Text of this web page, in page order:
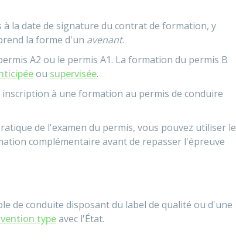
à la date de signature du contrat de formation, y
la forme d'un avenant.
A2 ou le permis A1. La formation du permis B
ou supervisée.
inscription à une formation au permis de conduire
de l'examen du permis, vous pouvez utiliser le
complémentaire avant de repasser l'épreuve
de conduite disposant du label de qualité ou d'une
typeavec l'État.